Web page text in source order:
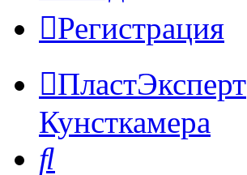
Регистрация
ПластЭксперт
Кунсткамера